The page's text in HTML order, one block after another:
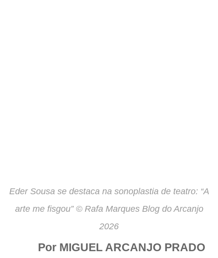
Eder Sousa se destaca na sonoplastia de teatro: “A
arte me fisgou” © Rafa Marques Blog do Arcanjo
2026
Por MIGUEL ARCANJO PRADO